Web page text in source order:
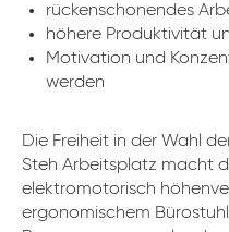
rückenschonendes
höhere Produktivität
Motivation und
werden
Die Freiheit in der Wahl
Steh Arbeitsplatz macht
elektromotorisch
ergonomischem